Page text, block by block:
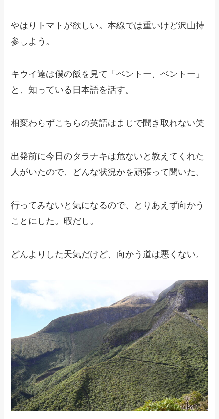
やはりトマトが欲しい。本線では重いけど沢山持
参しよう。
キウイ達は僕の飯を見て「ベントー、ベントー」
と、知っている日本語を話す。
相変わらずこちらの英語はまじで聞き取れない笑
出発前に今日のタラナキは危ないと教えてくれた
人がいたので、どんな状況かを頑張って聞いた。
行ってみないと気になるので、とりあえず向かう
ことにした。暇だし。
どんよりした天気だけど、向かう道は悪くない。